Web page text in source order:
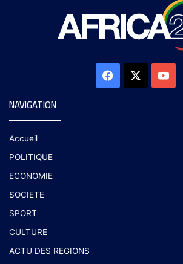
NAVIGATION
Accueil
POLITIQUE
ECONOMIE
SOCIETE
SPORT
CULTURE
ACTU DES REGIONS